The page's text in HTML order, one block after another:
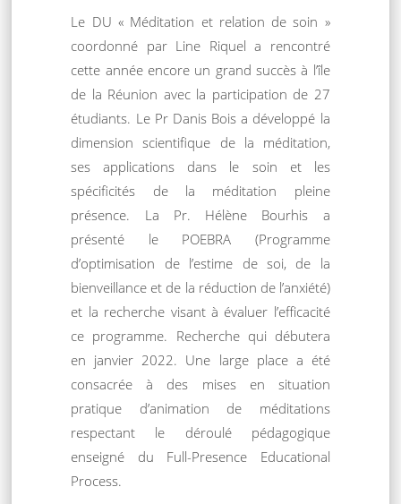
Le DU « Méditation et relation de soin »
coordonné par Line Riquel a rencontré
cette année encore un grand succès à l’île
de la Réunion avec la participation de 27
étudiants. Le Pr Danis Bois a développé la
dimension scientifique de la méditation,
ses applications dans le soin et les
spécificités de la méditation pleine
présence. La Pr. Hélène Bourhis a
présenté le POEBRA (Programme
d’optimisation de l’estime de soi, de la
bienveillance et de la réduction de l’anxiété)
et la recherche visant à évaluer l’efficacité
ce programme. Recherche qui débutera
en janvier 2022. Une large place a été
consacrée à des mises en situation
pratique d’animation de méditations
respectant le déroulé pédagogique
enseigné du Full-Presence Educational
Process.